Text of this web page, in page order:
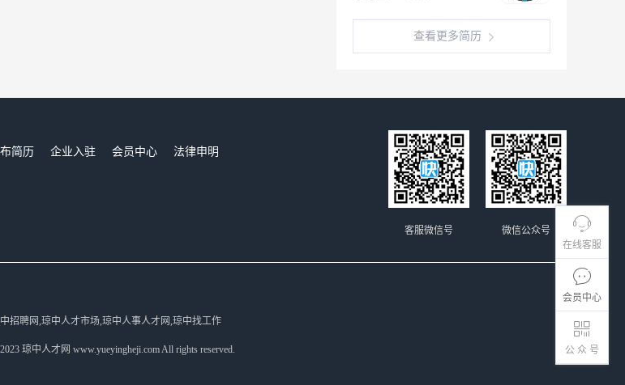
在线客服
会员中心
公 众 号
查看更多简历
简历 企业入驻 会员中心
法律申明
微信公众号
客服微信号
招聘网,琼中人才市场,琼中人事人才网,琼中找工作
琼中人才网 www.yueyingheji.com All rights reserved.